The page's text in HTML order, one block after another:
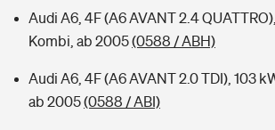
Audi A6, 4F (A6 AVANT 2.4
Kombi, ab 2005(0588 / ABH)
Audi A6, 4F (A6 AVANT 2.0 TDI), 103
ab 2005(0588 / ABI)